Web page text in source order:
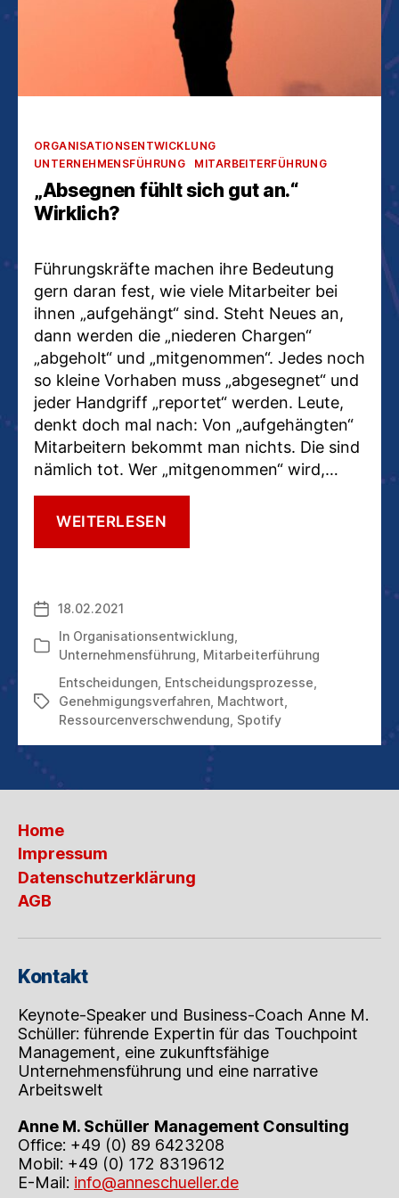
Kategorien
ORGANISATIONSENTWICKLUNG
UNTERNEHMENSFÜHRUNG
MITARBEITERFÜHRUNG
„Absegnen fühlt sich gut an.“
Wirklich?
Führungskräfte machen ihre Bedeutung
gern daran fest, wie viele Mitarbeiter bei
ihnen „aufgehängt“ sind. Steht Neues an,
dann werden die „niederen Chargen“
„abgeholt“ und „mitgenommen“. Jedes noch
so kleine Vorhaben muss „abgesegnet“ und
jeder Handgriff „reportet“ werden. Leute,
denkt doch mal nach: Von „aufgehängten“
Mitarbeitern bekommt man nichts. Die sind
nämlich tot. Wer „mitgenommen“ wird,…
WEITERLESEN
Veröffentlichungsdatum
18.02.2021
Kategorien
In Organisationsentwicklung
Unternehmensführung Mitarbeiterführung
Schlagwörter
Entscheidungen Entscheidungsprozesse
Genehmigungsverfahren Machtwort
Ressourcenverschwendung Spotify
Home
Impressum
Datenschutzerklärung
AGB
Kontakt
Keynote-Speaker und Business-Coach Anne M.
Schüller: führende Expertin für das Touchpoint
Management, eine zukunftsfähige
Unternehmensführung und eine narrative
Arbeitswelt
Anne M. Schüller Management Consulting
Office: +49 (0) 89 6423208
Mobil: +49 (0) 172 8319612
E-Mail: info@anneschueller.de